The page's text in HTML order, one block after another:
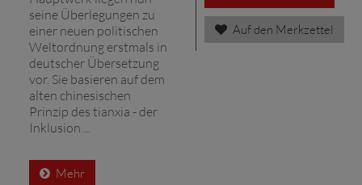
seine Überlegungen zu
einer neuen politischen
Weltordnung erstmals in
deutscher Übersetzung
vor. Sie basieren auf dem
alten chinesischen
Prinzip des tianxia - der
Inklusion ...
Mehr
Auf den Merkzettel